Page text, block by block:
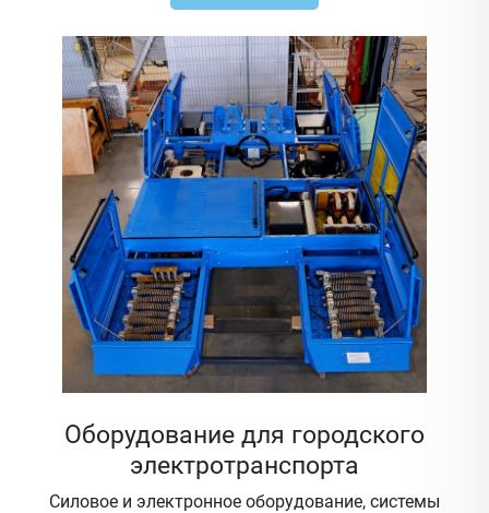
Оборудование для городского
электротранспорта
Силовое и электронное оборудование, системы